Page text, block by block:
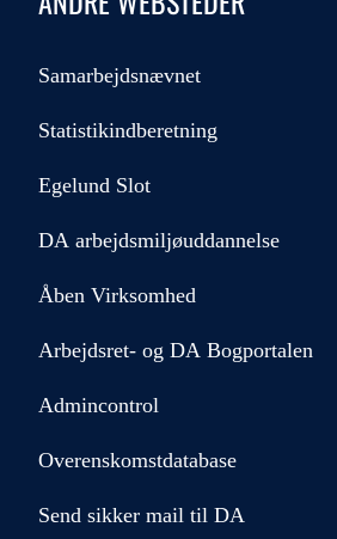
Samarbejdsnævnet
Statistikindberetning
Egelund Slot
DA arbejdsmiljøuddannelse
Åben Virksomhed
Arbejdsret- og DA Bogportalen
Admincontrol
Overenskomstdatabase
Send sikker mail til DA